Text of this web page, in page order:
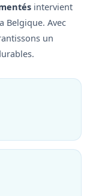
intervient
Belgique. Avec
un